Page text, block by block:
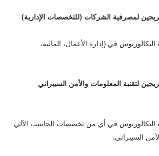
في (إدارة الأعمال، المالية،
لتقنية المعلومات والأمن السيبراني
البكالوريوس في أي من تخصصات الحاسب الآلي
السيبراني.